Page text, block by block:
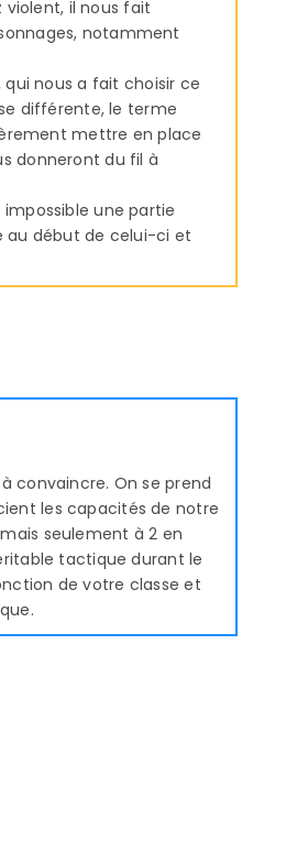
violent, il nous fait
notamment
qui nous a fait choisir ce
différente, le terme
mettre en place
donneront du fil à
une partie
au début de celui-ci et
convaincre. On se prend
les capacités de notre
seulement à 2 en
tactique durant le
de votre classe et